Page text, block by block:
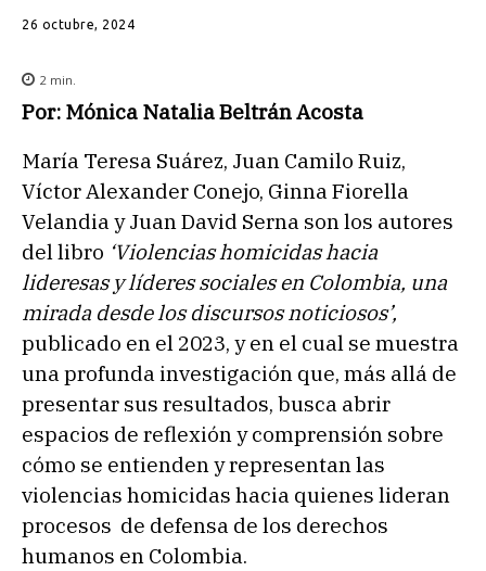
26 octubre, 2024
2 min.
Por: Mónica Natalia Beltrán Acosta
María Teresa Suárez, Juan Camilo Ruiz,
Víctor Alexander Conejo, Ginna Fiorella
Velandia y Juan David Serna son los autores
del libro ‘Violencias homicidas hacia
lideresas y líderes sociales en Colombia, una
mirada desde los discursos noticiosos’,
publicado en el 2023, y en el cual se muestra
una profunda investigación que, más allá de
presentar sus resultados, busca abrir
espacios de reflexión y comprensión sobre
cómo se entienden y representan las
violencias homicidas hacia quienes lideran
procesos de defensa de los derechos
humanos en Colombia.